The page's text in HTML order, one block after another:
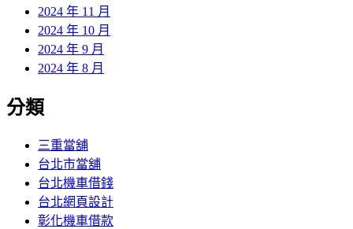
2024 年 11 月
2024 年 10 月
2024 年 9 月
2024 年 8 月
分類
三重當舖
台北市當舖
台北機車借錢
台北網頁設計
彰化機車借款